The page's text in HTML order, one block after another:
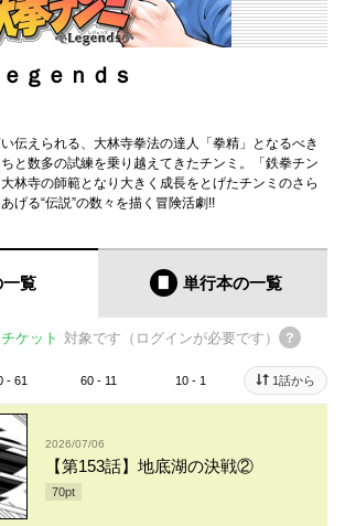
ｇｅｎｄｓ
伝えられる、大林寺拳法の達人「拳精」となるべき
と数多の試練を乗り越えてきたチンミ。「鉄拳チン
林寺の師範となり大きく成長をとげたチンミのさら
げる“伝説”の数々を描く冒険活劇!!
覧 単行本の一覧
ケット 対象です（ログインが必要です）
- 61 60 - 11 10 - 1 1話から
2026/07/06
【第153話】地底湖の決戦②
70pt